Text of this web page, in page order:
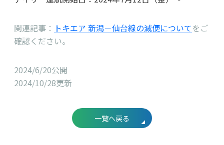
関連記事： トキエア 新潟－仙台線の減便についてをご
確認ください。
2024/6/20公開
2024/10/28更新
一覧へ戻る